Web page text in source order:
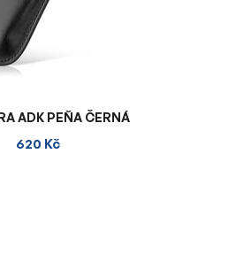
ADK PEŇA ČERNÁ
620 Kč